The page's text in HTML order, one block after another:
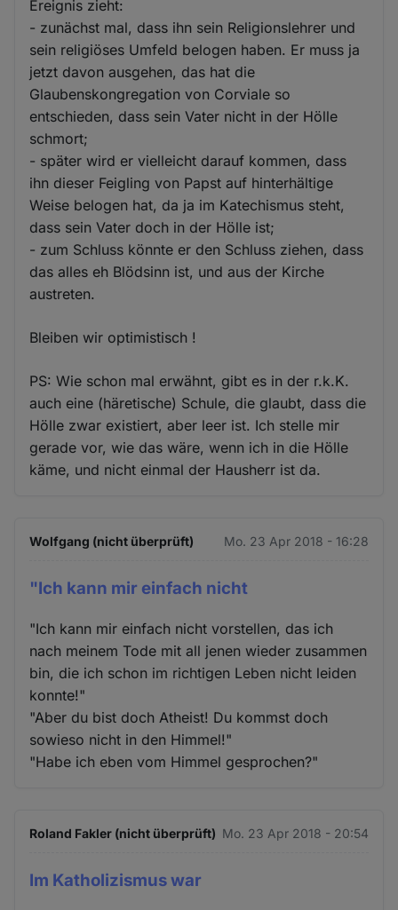
Ereignis zieht:
- zunächst mal, dass ihn sein Religionslehrer und
sein religiöses Umfeld belogen haben. Er muss ja
jetzt davon ausgehen, das hat die
Glaubenskongregation von Corviale so
entschieden, dass sein Vater nicht in der Hölle
schmort;
- später wird er vielleicht darauf kommen, dass
ihn dieser Feigling von Papst auf hinterhältige
Weise belogen hat, da ja im Katechismus steht,
dass sein Vater doch in der Hölle ist;
- zum Schluss könnte er den Schluss ziehen, dass
das alles eh Blödsinn ist, und aus der Kirche
austreten.
Bleiben wir optimistisch !
PS: Wie schon mal erwähnt, gibt es in der r.k.K.
auch eine (häretische) Schule, die glaubt, dass die
Hölle zwar existiert, aber leer ist. Ich stelle mir
gerade vor, wie das wäre, wenn ich in die Hölle
käme, und nicht einmal der Hausherr ist da.
Wolfgang (nicht überprüft) Mo. 23 Apr 2018 - 16:28
"Ich kann mir einfach nicht
"Ich kann mir einfach nicht vorstellen, das ich
nach meinem Tode mit all jenen wieder zusammen
bin, die ich schon im richtigen Leben nicht leiden
konnte!"
"Aber du bist doch Atheist! Du kommst doch
sowieso nicht in den Himmel!"
"Habe ich eben vom Himmel gesprochen?"
Roland Fakler (nicht überprüft) Mo. 23 Apr 2018 - 20:54
Im Katholizismus war